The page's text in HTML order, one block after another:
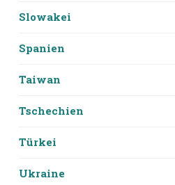
Slowakei
Spanien
Taiwan
Tschechien
Türkei
Ukraine